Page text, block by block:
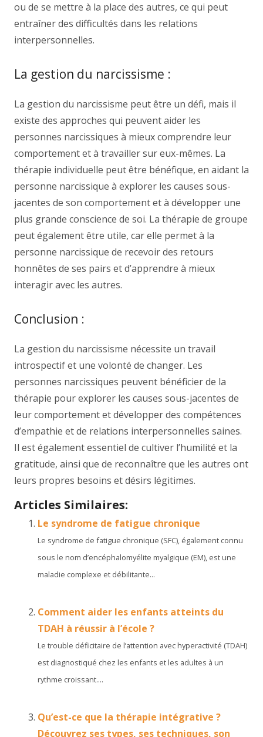
ou de se mettre à la place des autres, ce qui peut
entraîner des difficultés dans les relations
interpersonnelles.
La gestion du narcissisme :
La gestion du narcissisme peut être un défi, mais il
existe des approches qui peuvent aider les
personnes narcissiques à mieux comprendre leur
comportement et à travailler sur eux-mêmes. La
thérapie individuelle peut être bénéfique, en aidant la
personne narcissique à explorer les causes sous-
jacentes de son comportement et à développer une
plus grande conscience de soi. La thérapie de groupe
peut également être utile, car elle permet à la
personne narcissique de recevoir des retours
honnêtes de ses pairs et d’apprendre à mieux
interagir avec les autres.
Conclusion :
La gestion du narcissisme nécessite un travail
introspectif et une volonté de changer. Les
personnes narcissiques peuvent bénéficier de la
thérapie pour explorer les causes sous-jacentes de
leur comportement et développer des compétences
d’empathie et de relations interpersonnelles saines.
Il est également essentiel de cultiver l’humilité et la
gratitude, ainsi que de reconnaître que les autres ont
leurs propres besoins et désirs légitimes.
Articles Similaires:
Le syndrome de fatigue chronique
Le syndrome de fatigue chronique (SFC), également connu
sous le nom d’encéphalomyélite myalgique (EM), est une
maladie complexe et débilitante...
Comment aider les enfants atteints du
TDAH à réussir à l’école ?
Le trouble déficitaire de l’attention avec hyperactivité (TDAH)
est diagnostiqué chez les enfants et les adultes à un
rythme croissant....
Qu’est-ce que la thérapie intégrative ?
Découvrez ses types, ses techniques, son